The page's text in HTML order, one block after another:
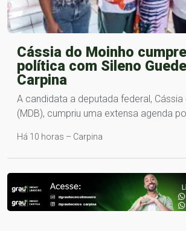
Cássia do Moinho
política com Sileno
Carpina
A candidata a deputada federal, Cássia
(MDB), cumpriu uma extensa agenda
Há 10 horas – Carpina